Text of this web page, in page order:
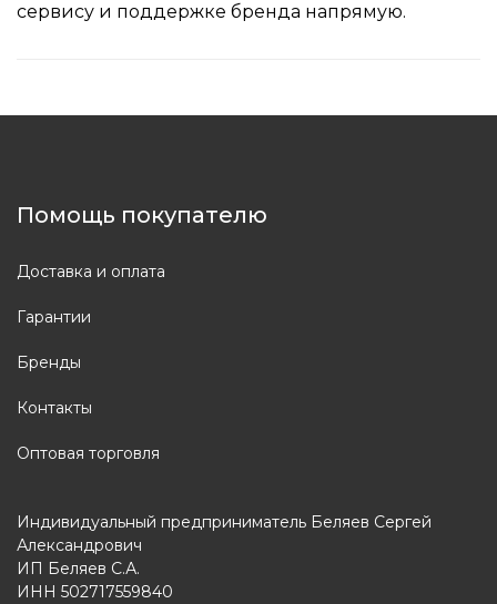
сервису и поддержке бренда напрямую.
Помощь покупателю
Доставка и оплата
Гарантии
Бренды
Контакты
Оптовая торговля
Индивидуальный предприниматель Беляев Сергей
Александрович
ИП Беляев С.А.
ИНН 502717559840